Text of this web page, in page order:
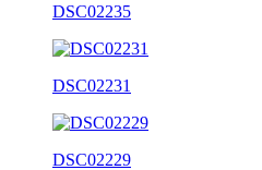
DSC02235
DSC02231
DSC02229